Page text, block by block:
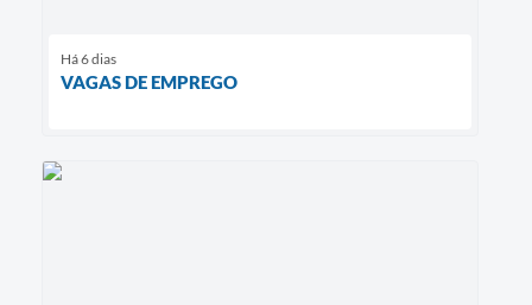
Há 6 dias
VAGAS DE EMPREGO